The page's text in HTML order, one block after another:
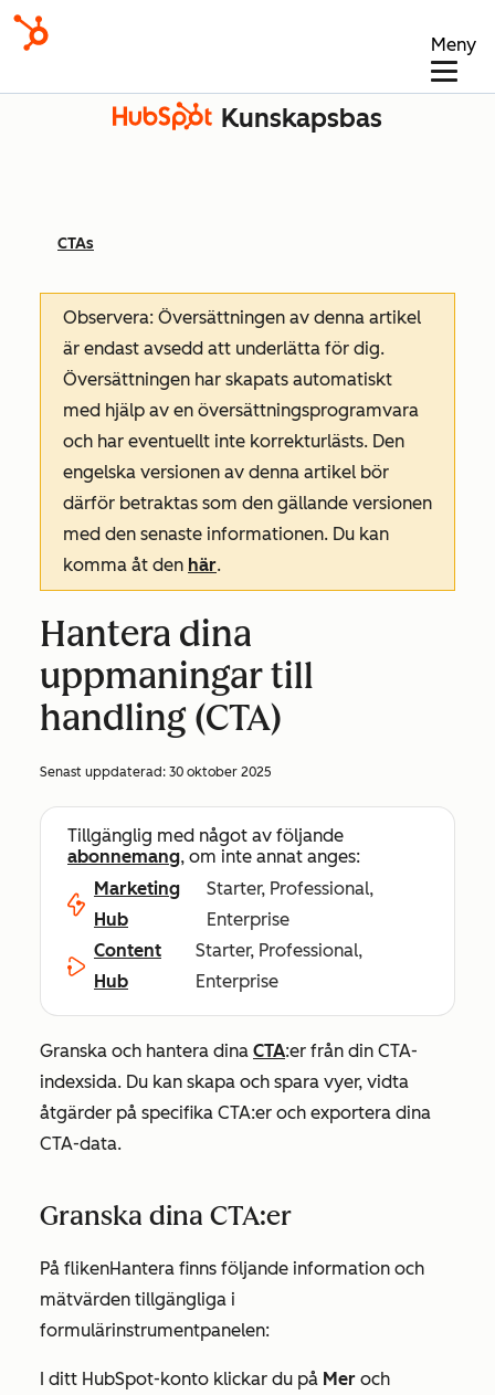
Meny
Kunskapsbas
CTAs
Observera: Översättningen av denna artikel
är endast avsedd att underlätta för dig.
Översättningen har skapats automatiskt
med hjälp av en översättningsprogramvara
och har eventuellt inte korrekturlästs. Den
engelska versionen av denna artikel bör
därför betraktas som den gällande versionen
med den senaste informationen. Du kan
komma åt den här.
Hantera dina
uppmaningar till
handling (CTA)
Senast uppdaterad: 30 oktober 2025
Tillgänglig med något av följande
abonnemang, om inte annat anges:
Marketing
Hub
Starter, Professional,
Enterprise
Content
Hub
Starter, Professional,
Enterprise
Granska och hantera dina CTA:er från din CTA-
indexsida. Du kan skapa och spara vyer, vidta
åtgärder på specifika CTA:er och exportera dina
CTA-data.
Granska dina CTA:er
På flikenHantera finns följande information och
mätvärden tillgängliga i
formulärinstrumentpanelen:
I ditt HubSpot-konto klickar du på Mer och